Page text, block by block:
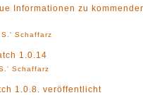
Informationen zu
S.' Schaffarz
1.0.14
Schaffarz
1.0.8. veröffentlicht